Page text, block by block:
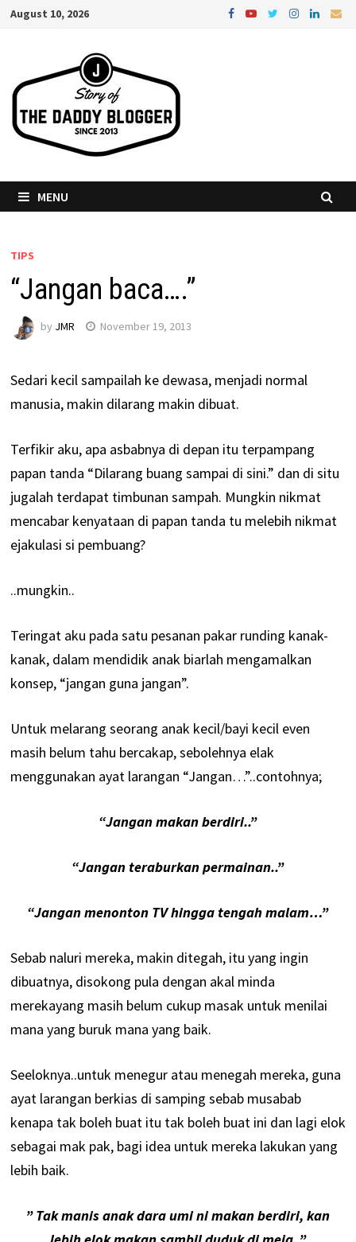
SkipAugust 10, 2026
MENU
TIPS
“Jangan baca….”
by JMR November 19, 2013
Sedari kecil sampailah ke dewasa, menjadi normal
manusia, makin dilarang makin dibuat.
Terfikir aku, apa asbabnya di depan itu terpampang
papan tanda “Dilarang buang sampai di sini.” dan di situ
jugalah terdapat timbunan sampah. Mungkin nikmat
mencabar kenyataan di papan tanda tu melebih nikmat
ejakulasi si pembuang?
..mungkin..
Teringat aku pada satu pesanan pakar runding kanak-
kanak, dalam mendidik anak biarlah mengamalkan
konsep, “jangan guna jangan”.
Untuk melarang seorang anak kecil/bayi kecil even
masih belum tahu bercakap, sebolehnya elak
menggunakan ayat larangan “Jangan…”..contohnya;
“Jangan makan berdiri..”
“Jangan teraburkan permainan..”
“Jangan menonton TV hingga tengah malam…”
Sebab naluri mereka, makin ditegah, itu yang ingin
dibuatnya, disokong pula dengan akal minda
merekayang masih belum cukup masak untuk menilai
mana yang buruk mana yang baik.
Seeloknya..untuk menegur atau menegah mereka, guna
ayat larangan berkias di samping sebab musabab
kenapa tak boleh buat itu tak boleh buat ini dan lagi elok
sebagai mak pak, bagi idea untuk mereka lakukan yang
lebih baik.
” Tak manis anak dara umi ni makan berdiri, kan